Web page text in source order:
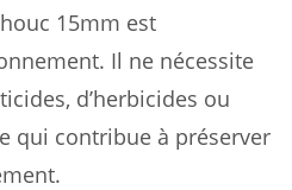
15mm est
Il ne nécessite
d’herbicides ou
qui contribue à préserver